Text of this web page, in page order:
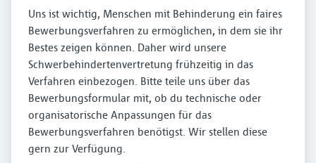
Uns ist wichtig, Menschen mit Behinderung ein faires
Bewerbungsverfahren zu ermöglichen, in dem sie ihr
Bestes zeigen können. Daher wird unsere
Schwerbehindertenvertretung frühzeitig in das
Verfahren einbezogen. Bitte teile uns über das
Bewerbungsformular mit, ob du technische oder
organisatorische Anpassungen für das
Bewerbungsverfahren benötigst. Wir stellen diese
gern zur Verfügung.